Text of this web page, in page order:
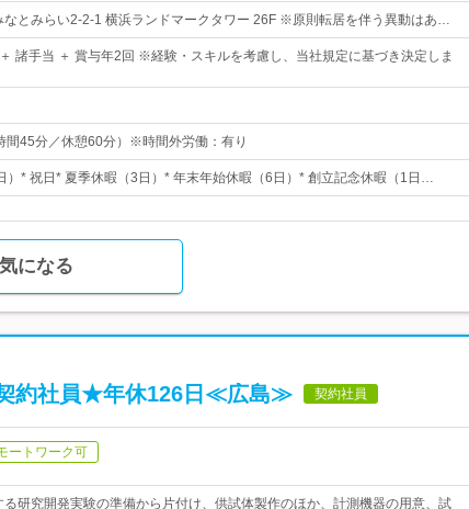
なとみらい2-2-1 横浜ランドマークタワー 26F ※原則転居を伴う異動はあ…
諸手当 ＋ 賞与年2回 ※経験・スキルを考慮し、当社規定に基づき決定しま
間45分／休憩60分）※時間外労働：有り
）* 祝日* 夏季休暇（3日）* 年末年始休暇（6日）* 創立記念休暇（1日…
気になる
約社員★年休126日≪広島≫ 契約社員
ートワーク可
研究開発実験の準備から片付け、供試体製作のほか、計測機器の用意、試